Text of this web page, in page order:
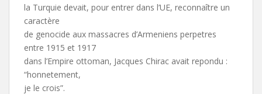
la Turquie devait, pour entrer dans l’UE, reconnaître un
caractère
de genocide aux massacres d’Armeniens perpetres
entre 1915 et 1917
dans l’Empire ottoman, Jacques Chirac avait repondu :
“honnetement,
je le crois”.